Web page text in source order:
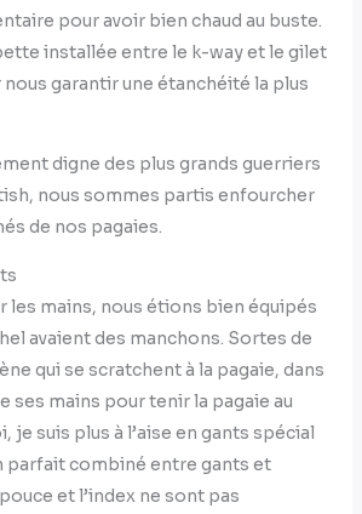
pour avoir bien chaud au buste.
installée entre le k-way et le gilet
garantir une étanchéité la plus
digne des plus grands guerriers
nous sommes partis enfourcher
de nos pagaies.
les mains, nous étions bien équipés
avaient des manchons. Sortes de
qui se scratchent à la pagaie, dans
ses mains pour tenir la pagaie au
je suis plus à l’aise en gants spécial
parfait combiné entre gants et
et l’index ne sont pas